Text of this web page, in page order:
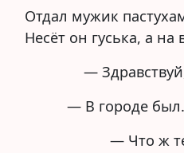
Отдал мужик
Несёт он гуська, а
—
— В городе был.
— Что ж